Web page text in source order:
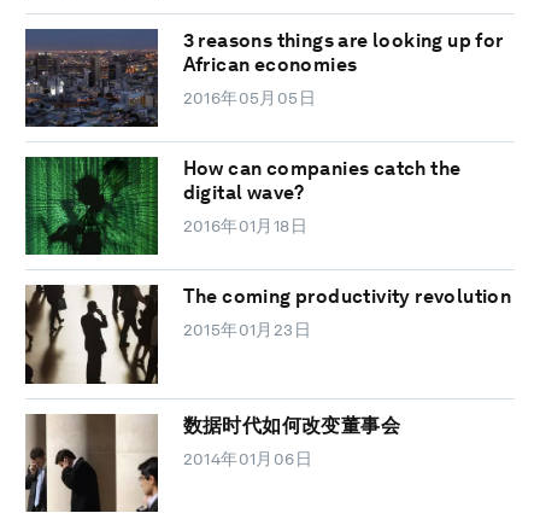
3 reasons things are looking up for
African economies
2016年05月05日
How can companies catch the
digital wave?
2016年01月18日
The coming productivity revolution
2015年01月23日
数据时代如何改变董事会
2014年01月06日